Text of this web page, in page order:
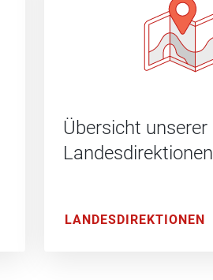
Übersicht unserer
Landesdirektionen
LANDESDIREKTIONEN